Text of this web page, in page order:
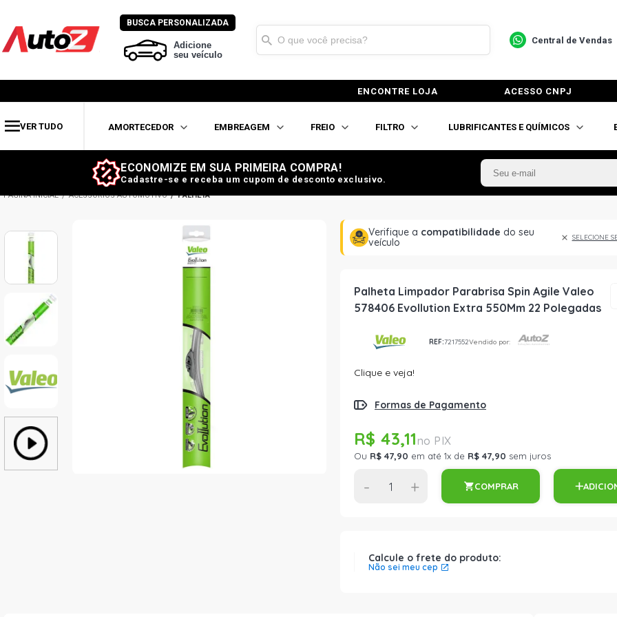
BUSCA PERSONALIZADA
Adicione
seu veículo
Central de Vendas
ENCONTRE LOJA ACESSO CNPJ
VER TUDO AMORTECEDOR EMBREAGEM FREIO FILTRO LUBRIFICANTES E QUÍMICOS
ECONOMIZE EM SUA PRIMEIRA COMPRA!
Cadastre-se e receba um cupom de desconto exclusivo.
ACESSÓRIOS AUTOMOTIVO PALHETA
Verifique a compatibilidade do seu
veículo
SELECIONE
Palheta Limpador Parabrisa Spin Agile Valeo
578406 Evollution Extra 550Mm 22 Polegadas
REF:7217552Vendido por:
Clique e veja!
Formas de Pagamento
R$ 43,11
Ou R$ 47,90 em até 1x de R$ 47,90 sem juros
- + COMPRAR
Calcule o frete do produto:
Não sei meu cep